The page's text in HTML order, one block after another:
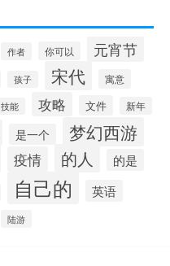
作者 你可以 元宵节
孩子 宋代 寓意
技能 攻略 文件 新年
是一个 梦幻西游
疫情 的人 的是
自己的 英语
陆游